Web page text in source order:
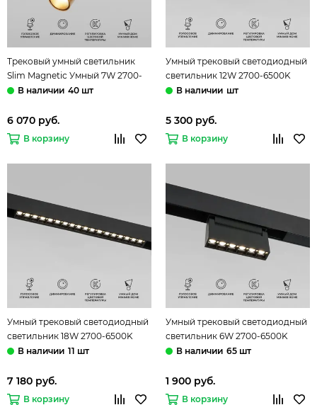
Трековый умный светильник
Slim Magnetic Умный 7W 2700-
6500K Dim Cubo латунь
40 шт
6 070 руб.
В корзину
Умный трековый светодиодный
светильник 12W 2700-6500K
85192/01 чёрный Dim SL02 Slim
шт
5 300 руб.
В корзину
Умный трековый светодиодный
светильник 18W 2700-6500K
85193/01 чёрный Dim SL03 Slim
11 шт
7 180 руб.
В корзину
Умный трековый светодиодный
светильник 6W 2700-6500K
85194/01 чёрный Dim HL01 Slim
65 шт
1 900 руб.
В корзину